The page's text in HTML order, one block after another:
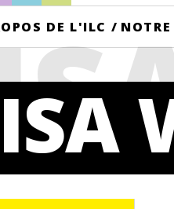
DE L'ILC /